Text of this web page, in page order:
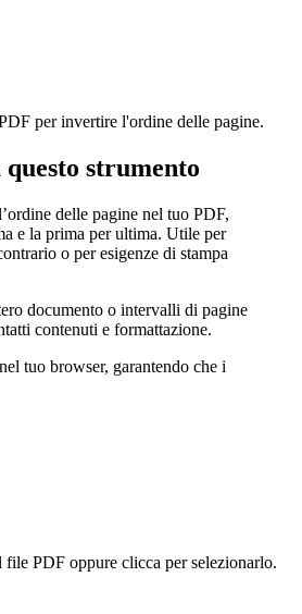
per invertire l'ordine delle pagine.
strumento
delle pagine nel tuo PDF,
e la prima per ultima. Utile per
o per esigenze di stampa
documento o intervalli di pagine
contenuti e formattazione.
tuo browser, garantendo che i
file PDF oppure clicca per selezionarlo.